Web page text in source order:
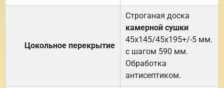
Цокольное перекрытие
Строганая доска
камерной сушки
45х145/45х195+/-5 мм.
с шагом 590 мм.
Обработка
антисептиком.